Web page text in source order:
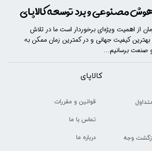
وجه
​​کالاپای
قوانین و مقررات
تماس با ما
درباره ما
مصنوعی و برد توسعه کالاپای
زمان از اهمیت ویژه‌ای برخوردار است ما در تلاش
بهترین کیفیت جهانی و در کمترین زمان ممکن به
صنعت برسانیم...